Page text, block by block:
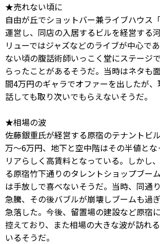
★売れない頃に
自由が丘でショットバー兼ライブハウス
運営し、同店の入居するビルを経営する
リューではジャズなどのライブが中心で
ない頃の腹話術師いっこく堂にステージ
らったことがあるそうだ。当時はネタも
間4万円のギャラでオファーを出したが
話しても取り次いでもらえないそうだ。
★相場の波
佐藤銀重氏が経営する原宿のテナントビ
万～6万円、地下と空中階はその半値とな
リアらしく高賃料となっている。しかし
る原宿竹下通りのタレントショップブー
は手放しで喜べないそうだ。当時、同通
急騰、その後バブルが崩壊しブームも過
急落した。今後、留置場の建設など原宿
控えており、また相場の大きな波が訪れ
いるそうだ。